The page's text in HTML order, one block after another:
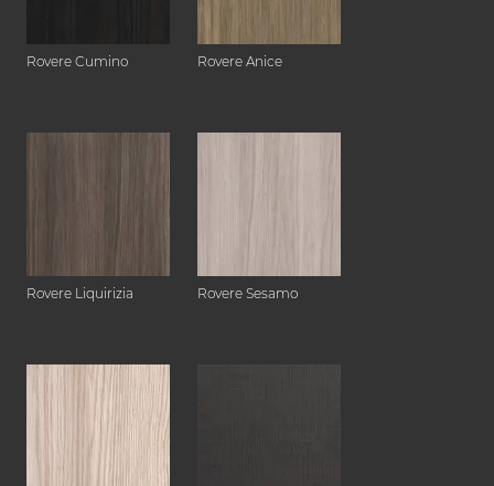
Rovere Cumino Rovere Anice
Rovere Liquirizia Rovere Sesamo